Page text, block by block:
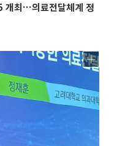
개최…의료전달체계 정